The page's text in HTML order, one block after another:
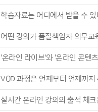
학습자료는 어디에서 받을 수 있
어떤 강의가 품질책임자 의무
'온라인 라이브'와 '온라인 콘텐
VOD 과정은 언제부터 언제까지
실시간 온라인 강의의 출석 체